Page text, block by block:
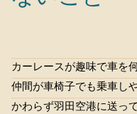
カーレースが趣味で車を
仲間が車椅子でも乗車し
かわらず羽田空港に送っ